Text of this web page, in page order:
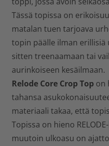
Tässä topissa on
matalan tuen tarjoava
topin päälle ilman erillisiä
sitten treenaamaan tai
aurinkoiseen kesäilmaan.
Relode Core CropTop on
tahansa
materiaali takaa, että
Topissa on hieno
muutoin ulkoasu on